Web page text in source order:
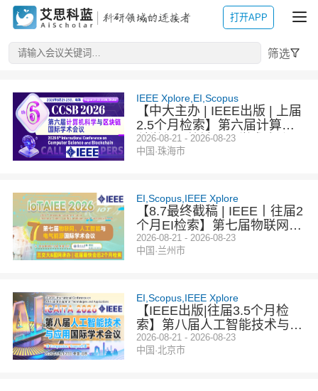
打开APP
筛选
IEEE Xplore,EI,Scopus
【中大主办 | IEEE出版 | 上届
2.5个月检索】第六届计算机
科学与区块链国际学术会议
（CCSB 2026）
2026-08-21 - 2026-08-23
中国·珠海市
EI,Scopus,IEEE Xplore
【8.7最终截稿 | IEEE丨往届2
个月EI检索】第七届物联网、
人工智能与电气能源国际学术
会议（IoTAIEE 2026）
2026-08-21 - 2026-08-23
中国·兰州市
EI,Scopus,IEEE Xplore
【IEEE出版|往届3.5个月检
索】第八届人工智能技术与应
用国际学术会议（ICAITA 202
6）
2026-08-21 - 2026-08-23
中国·北京市